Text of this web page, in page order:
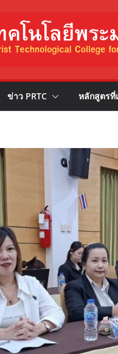
ข่าว PRTC หลักสูตรที่